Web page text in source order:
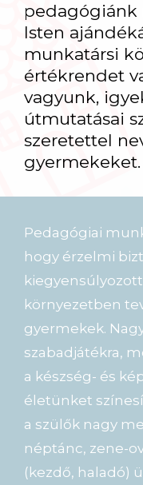
Isten
munkatársi
értékrendet
vagyunk,
útmutatásai
szeretettel
gyermekeket.
Pedagógiai
hogy érzelmi
környezetben
gyermekek.
szabadjátékra,
a készség- és
életünket
a szülők nagy
néptánc, zene-
(kezdő, haladó)